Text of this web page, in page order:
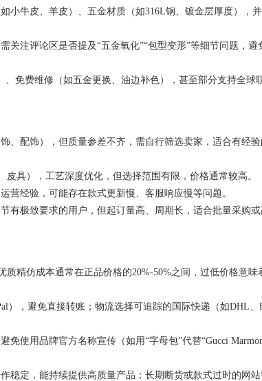
小牛皮、羊皮）、五金材质（如316L钢、镀金层厚度），
关注评论区是否提及“五金氧化”“包型变形”等细节问题，避
、免费维修（如五金更换、油边补色），甚至部分支持全球
、配饰），但质量参差不齐，需自行筛选卖家，适合有经验
具），工艺深度优化，但选择范围有限，价格通常较高。
营经验，可能存在款式更新慢、客服响应慢等问题。
有极致要求的用户，但起订量高、周期长，适合批量采购或
质精仿成本通常在正品价格的20%-50%之间，过低价格意味
），避免直接转账；物流选择可追踪的国际快递（如DHL、
免使用品牌官方名称宣传（如用“字母包”代替“Gucci
稳定，能持续提供高质量产品；长期断货或款式过时的网